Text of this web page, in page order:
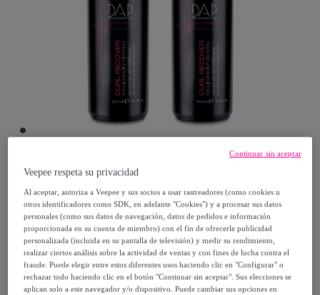
Dap
recuperador rizos dap 250 ml pack de 2
Modelo: 300ml
11,99 €
Veepee respeta su privacidad
Al aceptar, autoriza a Veepee y sus socios a usar rastreadores (como cookies u
otros identificadores como SDK, en adelante "Cookies") y a procesar sus datos
personales (como sus datos de navegación, datos de pedidos e información
proporcionada en su cuenta de miembro) con el fin de ofrecerle publicidad
personalizada (incluida en su pantalla de televisión) y medir su rendimiento,
realizar ciertos análisis sobre la actividad de ventas y con fines de lucha contra el
fraude. Puede elegir entre estos diferentes usos haciendo clic en "Configurar" o
rechazar todo haciendo clic en el botón "Continuar sin aceptar". Sus elecciones se
aplican solo a este navegador y/o dispositivo. Puede cambiar sus opciones en
Continuar sin aceptar